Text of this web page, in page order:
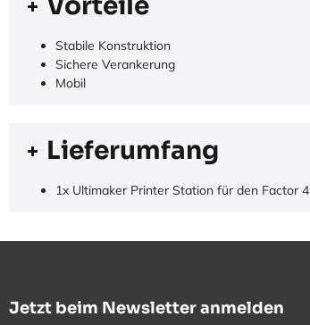
Stabile Konstruktion
Sichere Verankerung
Mobil
Lieferumfang
1x Ultimaker Printer Station für den Factor 4
Jetzt beim Newsletter anmelden